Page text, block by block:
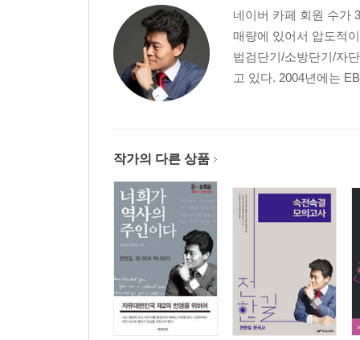
네이버 카페 회원 수가
매량에 있어서 압도적
법검단기/소방단기/자
고 있다. 2004년에는
작가의 다른 상품